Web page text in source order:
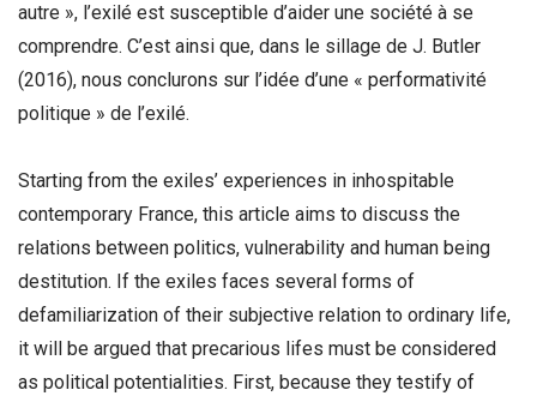
autre », l’exilé est susceptible d’aider une société à se
comprendre. C’est ainsi que, dans le sillage de J. Butler
(2016), nous conclurons sur l’idée d’une « performativité
politique » de l’exilé.
Starting from the exiles’ experiences in inhospitable
contemporary France, this article aims to discuss the
relations between politics, vulnerability and human being
destitution. If the exiles faces several forms of
defamiliarization of their subjective relation to ordinary life,
it will be argued that precarious lifes must be considered
as political potentialities. First, because they testify of